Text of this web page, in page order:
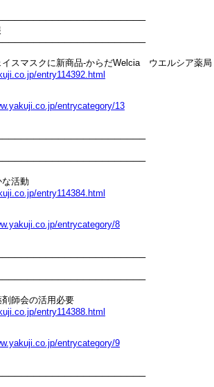
スマスクに新商品‐からだWelcia　ウエルシア薬局
entry114392.html
entrycategory/13
活動
entry114384.html
entrycategory/8
師会の活用必要
entry114388.html
entrycategory/9